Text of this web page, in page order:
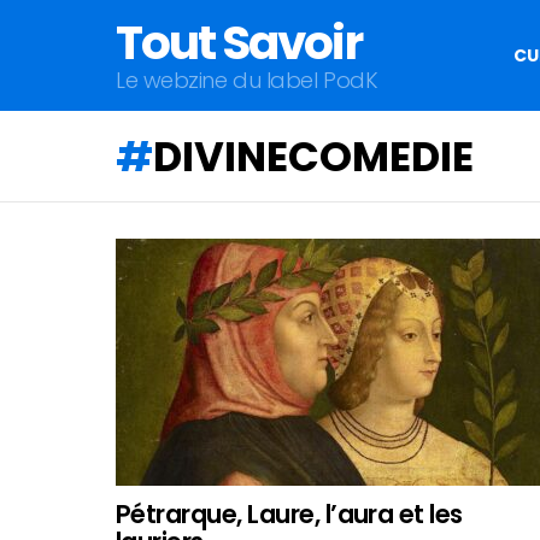
Tout Savoir
Le webzine du label PodK
DIVINECOMEDIE
QU'ALLEZ-
VOUS
APPRENDRE
AUJOURD'HUI
?
Pétrarque, Laure, l’aura et les